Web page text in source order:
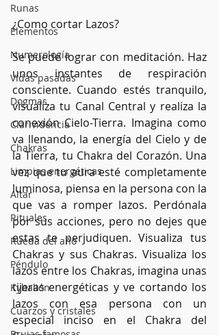
Runas
Elementos
Numerología
Vidas pasadas
Dogmas
Clarividencia
Chakras
Limpias energéticas
Altar
Rituales
Rueda del año
Péndulo
Kybalión
Cuarzos y cristales
¿Como cortar Lazos?
Se puede lograr con meditación. Haz
unos instantes de respiración
consciente. Cuando estés tranquilo,
visualiza tu Canal Central y realiza la
conexión Cielo-Tierra. Imagina como
va llenando, la energía del Cielo y de
la Tierra, tu Chakra del Corazón. Una
vez que tu aura esté completamente
luminosa, piensa en la persona con la
que vas a romper lazos. Perdónala
por sus acciones, pero no dejes que
estas te perjudiquen. Visualiza tus
Chakras y sus Chakras. Visualiza los
lazos entre los Chakras, imagina unas
tijeras energéticas y ve cortando los
lazos con esa persona con un
especial inciso en el Chakra del